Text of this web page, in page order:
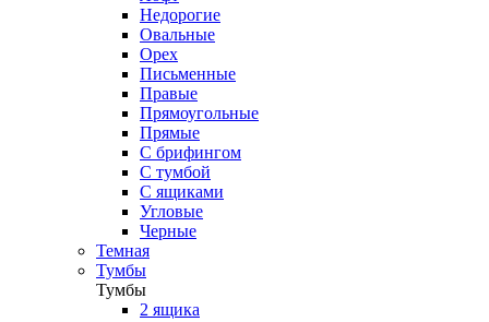
Недорогие
Овальные
Орех
Письменные
Правые
Прямоугольные
Прямые
С брифингом
С тумбой
С ящиками
Угловые
Черные
Темная
Тумбы
Тумбы
2 ящика